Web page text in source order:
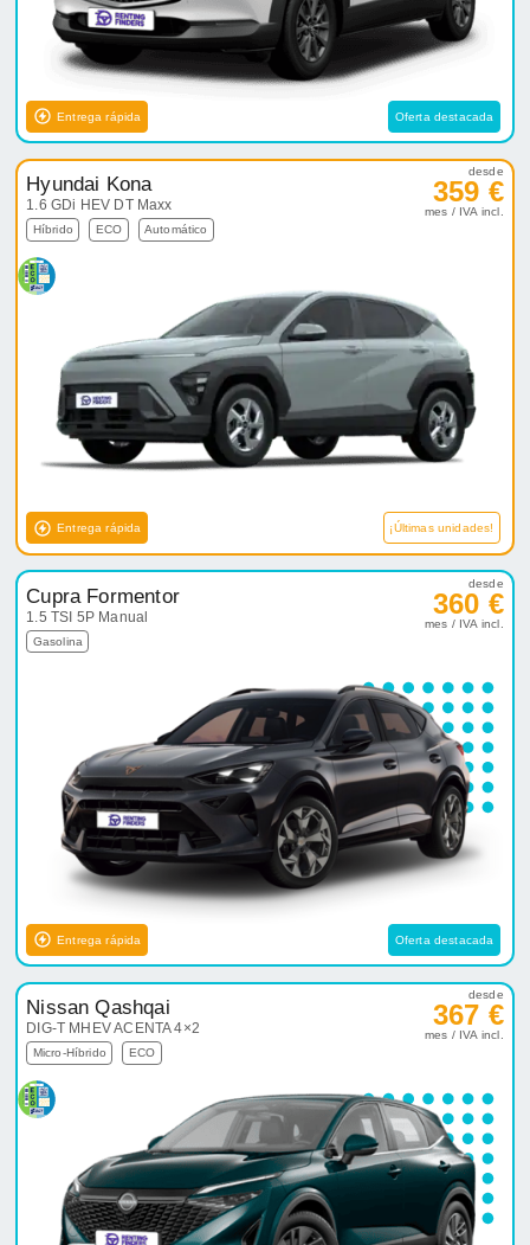
Entrega rápida Oferta destacada
Hyundai Kona
1.6 GDi HEV DT Maxx
Híbrido ECO Automático
desde
359 €
mes / IVA incl.
Entrega rápida ¡Últimas unidades!
Cupra Formentor
1.5 TSI 5P Manual
Gasolina
desde
360 €
mes / IVA incl.
Entrega rápida Oferta destacada
Nissan Qashqai
DIG-T MHEV ACENTA 4×2
Micro-Híbrido ECO
desde
367 €
mes / IVA incl.